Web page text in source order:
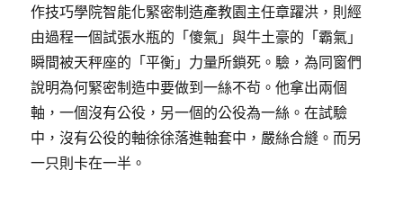
作技巧學院智能化緊密制造產教園主任章躍洪，則經
由過程一個試張水瓶的「傻氣」與牛土豪的「霸氣」
瞬間被天秤座的「平衡」力量所鎖死。驗，為同窗們
說明為何緊密制造中要做到一絲不茍。他拿出兩個
軸，一個沒有公役，另一個的公役為一絲。在試驗
中，沒有公役的軸徐徐落進軸套中，嚴絲合縫。而另
一只則卡在一半。